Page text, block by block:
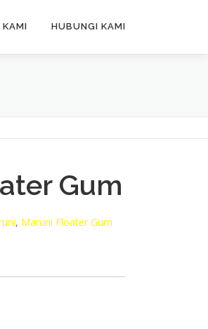
KAMI HUBUNGI KAMI
Gum
, Maruni Floater Gum